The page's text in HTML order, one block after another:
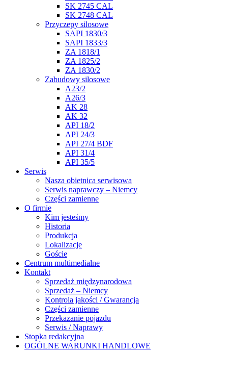
SK 2745 CAL
SK 2748 CAL
Przyczepy silosowe
SAPI 1830/3
SAPI 1833/3
ZA 1818/1
ZA 1825/2
ZA 1830/2
Zabudowy silosowe
A23/2
A26/3
AK 28
AK 32
API 18/2
API 24/3
API 27/4 BDF
API 31/4
API 35/5
Serwis
Nasza obietnica serwisowa
Serwis naprawczy – Niemcy
Części zamienne
O firmie
Kim jesteśmy
Historia
Produkcja
Lokalizacje
Goście
Centrum multimedialne
Kontakt
Sprzedaż międzynarodowa
Sprzedaż – Niemcy
Kontrola jakości / Gwarancja
Części zamienne
Przekazanie pojazdu
Serwis / Naprawy
Stopka redakcyjna
OGÓLNE WARUNKI HANDLOWE